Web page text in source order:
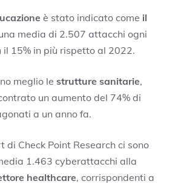
è stato indicato come il
media di 2.507 attacchi ogni
il 15% in più rispetto al 2022.
meglio le strutture sanitarie,
un aumento del 74% di
a un anno fa.
di Check Point Research ci sono
1.463 cyberattacchi alla
healthcare, corrispondenti a